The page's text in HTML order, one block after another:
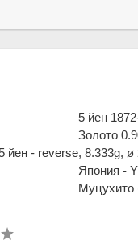
5 йен
Золото
, 8.333g, ø
Япония -
Муцухито